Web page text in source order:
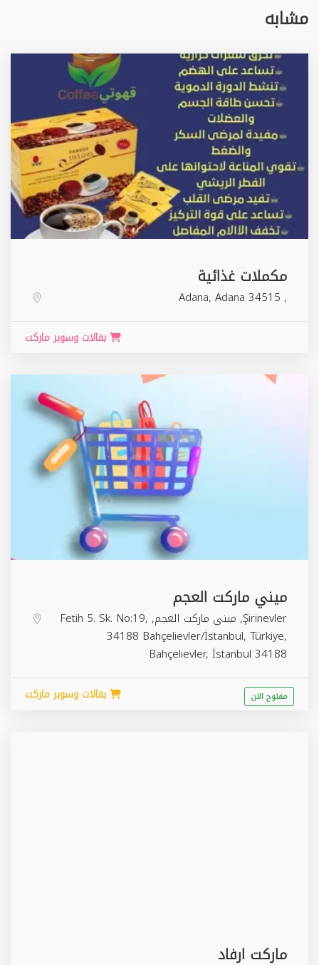
مشابه
مكملات غذائية
,
Adana, Adana 34515
بقالات وسوبر ماركت
ميني ماركت العجم
Şirinevler, ميني ماركت العجم, Fetih 5. Sk. No:19,
34188 Bahçelievler/İstanbul, Türkiye,
Bahçelievler, İstanbul 34188
بقالات وسوبر ماركت مفتوح الان
ماركت ارفاد